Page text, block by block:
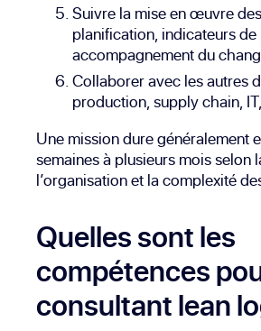
Suivre la mise en œuvre
planification, indicateurs
accompagnement du
Collaborer avec les autres
production, supply chain,
Une mission dure généralement
semaines à plusieurs mois selon
l’organisation et la complexité
Quelles sont les
compétences
consultant lean